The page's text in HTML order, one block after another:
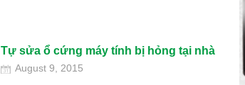
Tự sửa ổ cứng máy tính bị hỏng tại nhà
August 9, 2015